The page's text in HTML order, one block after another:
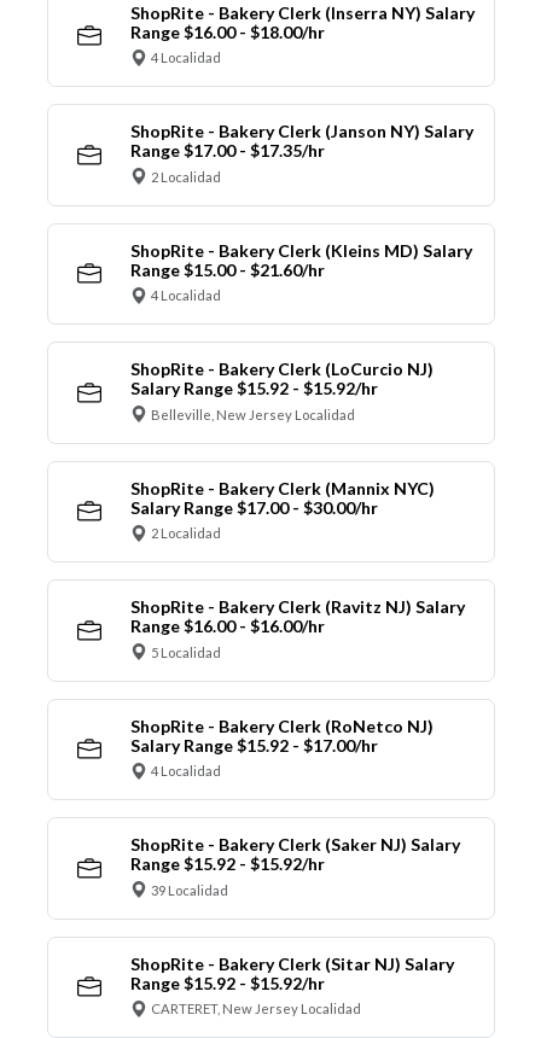
ShopRite - Bakery Clerk (Inserra NY) Salary
Range $16.00 - $18.00/hr
4 Localidad
ShopRite - Bakery Clerk (Janson NY) Salary
Range $17.00 - $17.35/hr
2 Localidad
ShopRite - Bakery Clerk (Kleins MD) Salary
Range $15.00 - $21.60/hr
4 Localidad
ShopRite - Bakery Clerk (LoCurcio NJ)
Salary Range $15.92 - $15.92/hr
Belleville, New Jersey Localidad
ShopRite - Bakery Clerk (Mannix NYC)
Salary Range $17.00 - $30.00/hr
2 Localidad
ShopRite - Bakery Clerk (Ravitz NJ) Salary
Range $16.00 - $16.00/hr
5 Localidad
ShopRite - Bakery Clerk (RoNetco NJ)
Salary Range $15.92 - $17.00/hr
4 Localidad
ShopRite - Bakery Clerk (Saker NJ) Salary
Range $15.92 - $15.92/hr
39 Localidad
ShopRite - Bakery Clerk (Sitar NJ) Salary
Range $15.92 - $15.92/hr
CARTERET, New Jersey Localidad